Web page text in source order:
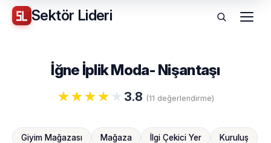
Sektör Lideri Menü
İğne İplik Moda- Nişantaşı
3.8 (11 değerlendirme)
Giyim Mağazası Mağaza İlgi Çekici Yer Kuruluş